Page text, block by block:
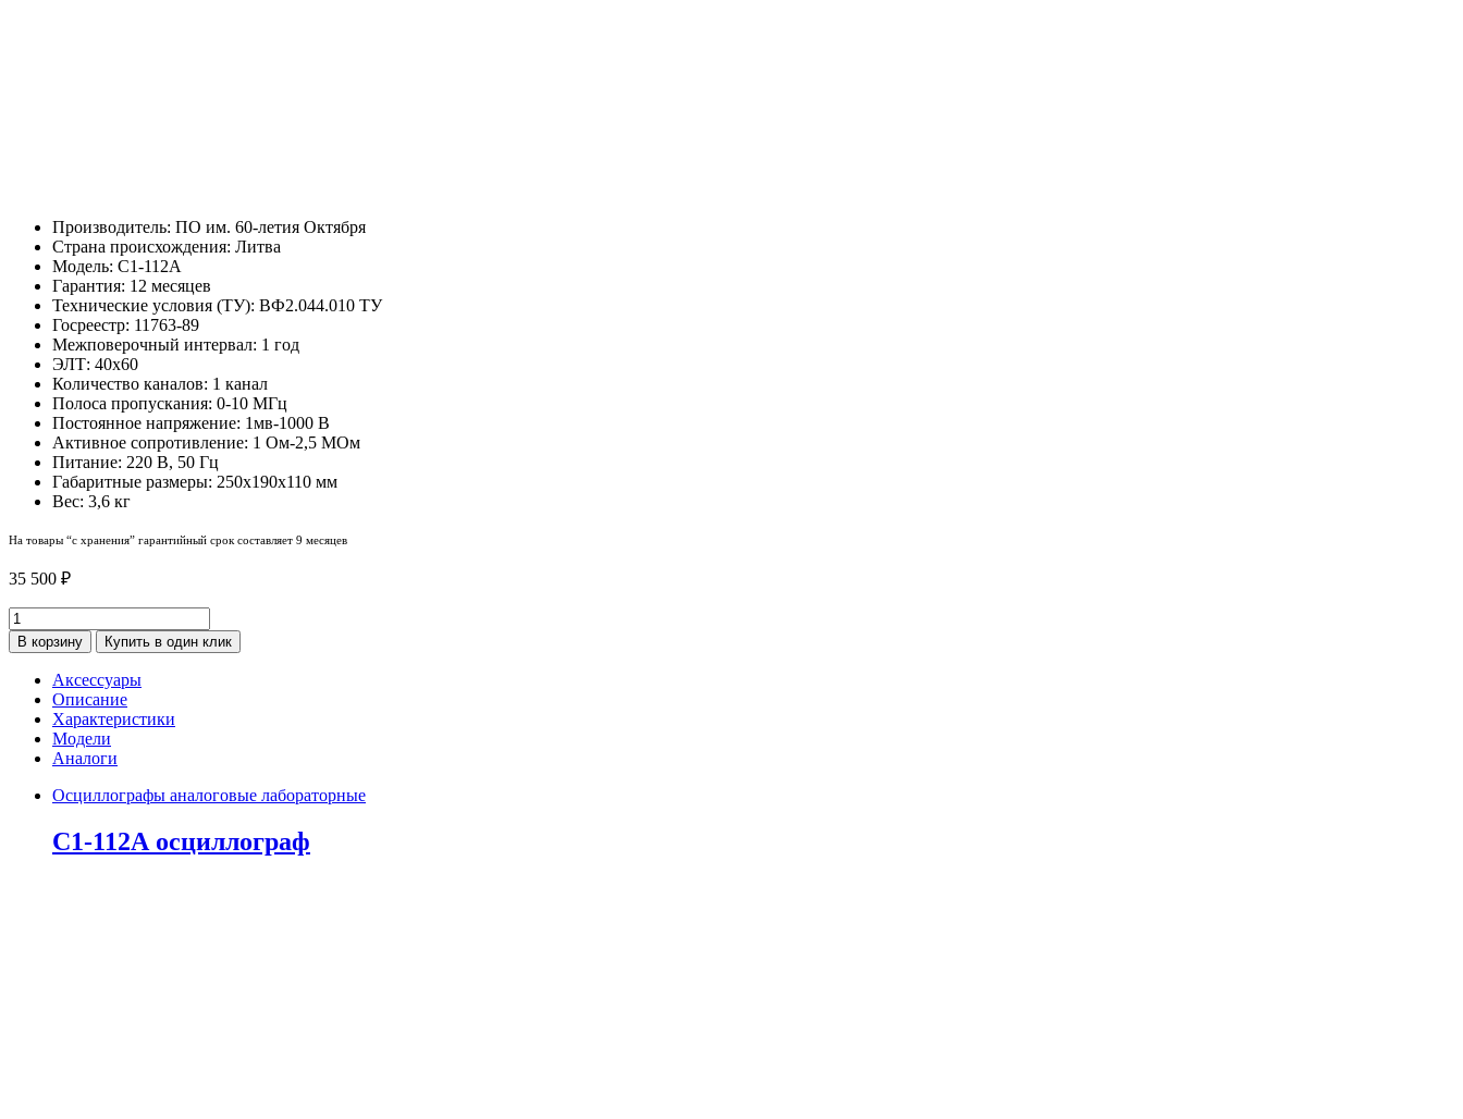
Производитель: ПО им. 60-летия Октября
Страна происхождения: Литва
Модель: С1-112А
Гарантия: 12 месяцев
Технические условия (ТУ): ВФ2.044.010 ТУ
Госреестр: 11763-89
Межповерочный интервал: 1 год
ЭЛТ: 40х60
Количество каналов: 1 канал
Полоса пропускания: 0-10 МГц
Постоянное напряжение: 1мв-1000 В
Активное сопротивление: 1 Ом-2,5 МОм
Питание: 220 В, 50 Гц
Габаритные размеры: 250х190х110 мм
Вес: 3,6 кг
На товары “с хранения” гарантийный срок составляет 9 месяцев
35 500 ₽
С1-
112А
осциллограф
количество
В корзину Купить в один клик
Аксессуары
Описание
Характеристики
Модели
Аналоги
Осциллографы аналоговые лабораторные
С1-112А осциллограф